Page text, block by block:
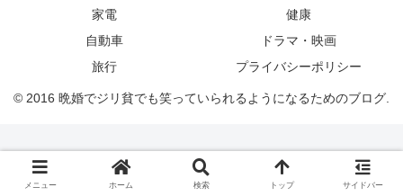
家電
健康
自動車
ドラマ・映画
旅行
プライバシーポリシー
© 2016 晩婚でジリ貧でも笑っていられるようになるためのブログ.
メニュー ホーム 検索 トップ サイドバー